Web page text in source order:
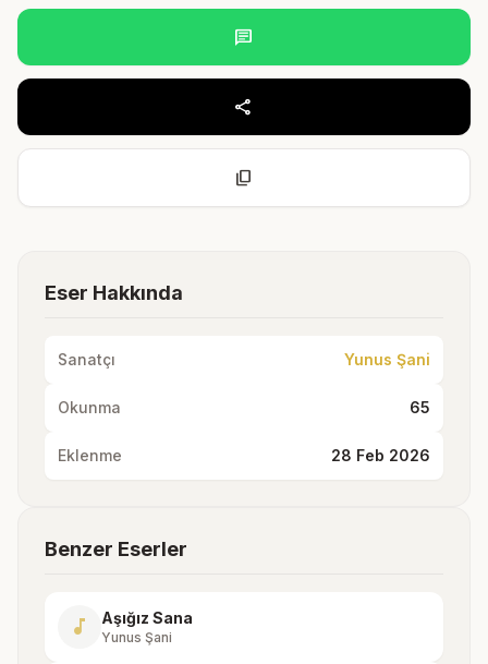
chat
share
content_copy
Eser Hakkında
Sanatçı Yunus Şani
Okunma 65
Eklenme 28 Feb 2026
Benzer Eserler
music_note Aşığız Sana
Yunus Şani